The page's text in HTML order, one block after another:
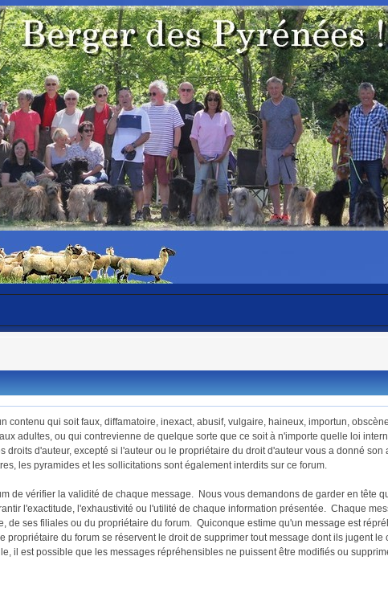
contenu qui soit faux, diffamatoire, inexact, abusif, vulgaire, haineux, importun,
adultes, ou qui contrevienne de quelque sorte que ce soit à n'importe quelle loi
d'auteur, excepté si l'auteur ou le propriétaire du droit d'auteur vous a donné
les pyramides et les sollicitations sont également interdits sur ce forum.
de vérifier la validité de chaque message. Nous vous demandons de garder en tête
l'exactitude, l'exhaustivité ou l'utilité de chaque information présentée. Chaque
ses filiales ou du propriétaire du forum. Quiconque estime qu'un message est
du forum se réservent le droit de supprimer tout message dont ils jugent
il est possible que les messages répréhensibles ne puissent être modifiés ou